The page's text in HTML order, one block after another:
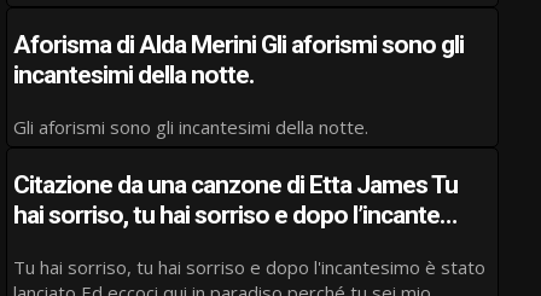
Aforisma di Alda Merini Gli aforismi sono gli
incantesimi della notte.
Gli aforismi sono gli incantesimi della notte.
Citazione da una canzone di Etta James Tu
hai sorriso, tu hai sorriso e dopo l’incante…
Tu hai sorriso, tu hai sorriso e dopo l'incantesimo è stato